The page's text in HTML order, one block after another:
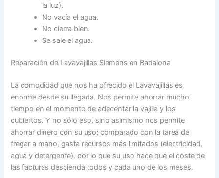
la luz).
No vacía el agua.
No cierra bien.
Se sale el agua.
Reparación de Lavavajillas Siemens en Badalona
La comodidad que nos ha ofrecido el Lavavajillas es
enorme desde su llegada. Nos permite ahorrar mucho
tiempo en el momento de adecentar la vajilla y los
cubiertos. Y no sólo eso, sino asimismo nos permite
ahorrar dinero con su uso: comparado con la tarea de
fregar a mano, gasta recursos más limitados (electricidad,
agua y detergente), por lo que su uso hace que el coste de
las facturas descienda todos y cada uno de los meses.